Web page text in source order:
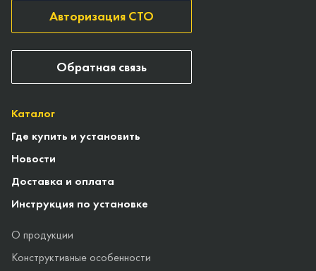
Каталог
Где купить и установить
Новости
Доставка и оплата
Инструкция по установке
О продукции
Конструктивные особенности
Авторизация СТО
Обратная связь